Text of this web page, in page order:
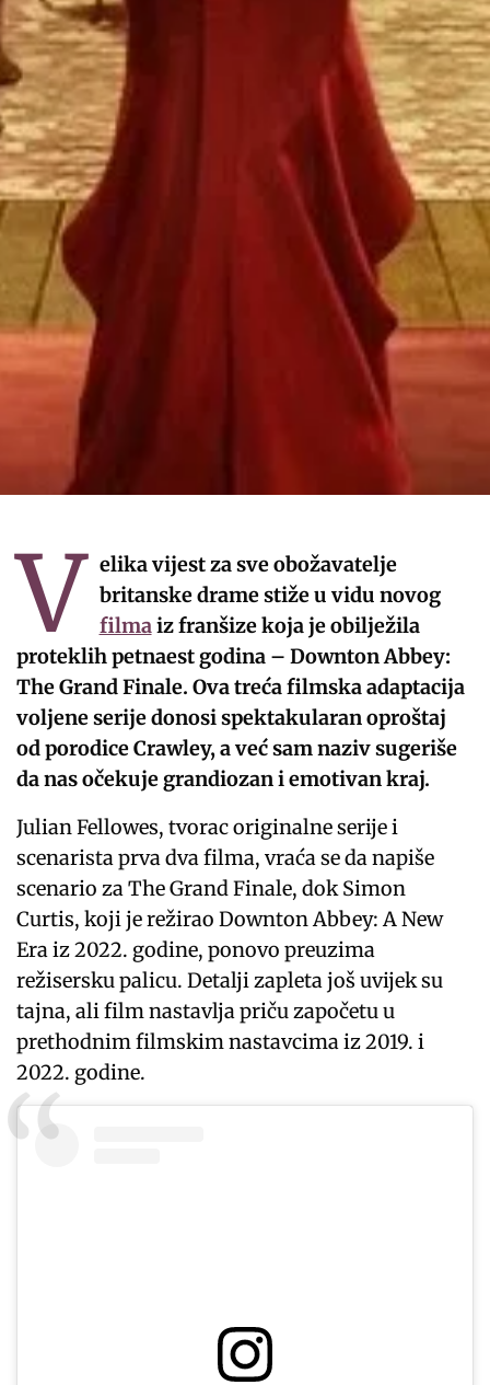
V elika vijest za sve obožavatelje
britanske drame stiže u vidu novog
filmaiz franšize koja je obilježila
proteklih petnaest godina – Downton Abbey:
The Grand Finale. Ova treća filmska adaptacija
voljene serije donosi spektakularan oproštaj
od porodice Crawley, a već sam naziv sugeriše
da nas očekuje grandiozan i emotivan kraj.
Julian Fellowes, tvorac originalne serije i
scenarista prva dva filma, vraća se da napiše
scenario za The Grand Finale, dok Simon
Curtis, koji je režirao Downton Abbey: A New
Era iz 2022. godine, ponovo preuzima
režisersku palicu. Detalji zapleta još uvijek su
tajna, ali film nastavlja priču započetu u
prethodnim filmskim nastavcima iz 2019. i
2022. godine.